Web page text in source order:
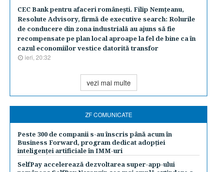
CEC Bank pentru afaceri româneşti. Filip Nemţeanu,
Resolute Advisory, firmă de executive search: Rolurile
de conducere din zona industrială au ajuns să fie
recompensate pe plan local aproape la fel de bine ca în
cazul economiilor vestice datorită transfor
ieri, 20:32
vezi mai multe
ZF COMUNICATE
Peste 300 de companii s-au înscris până acum în
Business Forward, program dedicat adopției
inteligenței artificiale în IMM-uri
SelfPay accelerează dezvoltarea super-app-ului